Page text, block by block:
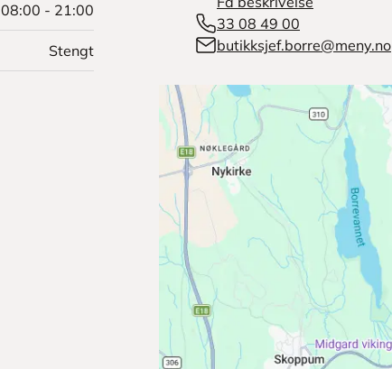
08:00 - 21:00
Stengt
33 08 49 00
butikksjef.borre@meny.no